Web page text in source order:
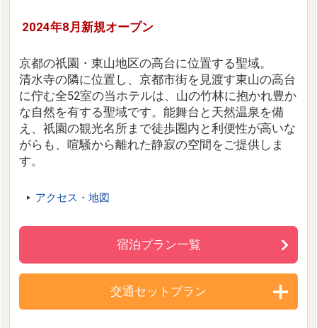
2024年8月新規オープン
京都の祇園・東山地区の高台に位置する聖域。
清水寺の隣に位置し、京都市街を見渡す東山の高台
に佇む全52室の当ホテルは、山の竹林に抱かれ豊か
な自然を有する聖域です。能舞台と天然温泉を備
え、祇園の観光名所まで徒歩圏内と利便性が高いな
がらも、喧騒から離れた静寂の空間をご提供しま
す。
アクセス・地図
宿泊プラン一覧
交通セットプラン